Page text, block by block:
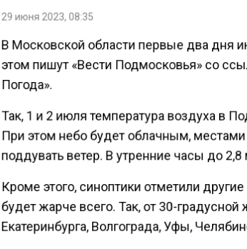
29 июня 2023, 08:35
В Московской области первые два дня
этом пишут «Вести Подмосковья» со
Погода».
Так, 1 и 2 июля температура воздуха в
При этом небо будет облачным,
поддувать ветер. В утренние часы до
Кроме этого, синоптики отметили
будет жарче всего. Так, от 30-
Екатеринбурга, Волгограда, Уфы,